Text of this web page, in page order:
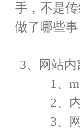
手，不是
做了哪些
3、网站
1、
2、内链
3、网站